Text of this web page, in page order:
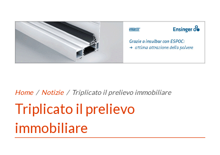
Home / Notizie / Triplicato il prelievo immobiliare
Triplicato il prelievo
immobiliare